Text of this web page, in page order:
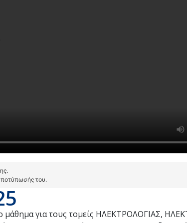
του.
μάθημα για τους τομείς ΗΛΕΚΤΡΟΛΟΓΙΑΣ,